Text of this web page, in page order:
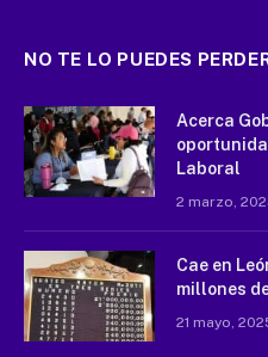
NO TE LO PUEDES
Acerca
Laboral
2 marzo,
Cae en
millones
21 mayo,